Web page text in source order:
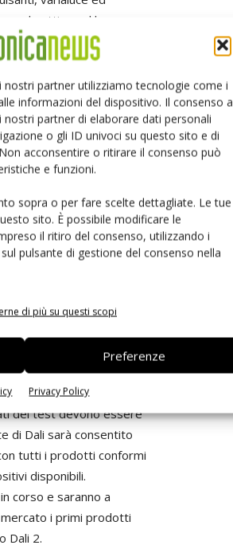
partner utilizziamo tecnologie come i
informazioni del dispositivo. Il consenso a
partner di elaborare dati personali
o gli ID univoci su questo sito e di
acconsentire o ritirare il consenso può
e funzioni.
sopra o per fare scelte dettagliate. Le tue
sito. È possibile modificare le
il ritiro del consenso, utilizzando i
pulsante di gestione del consenso nella
di più su questi scopi
Preferenze
Privacy Policy
attivo sul bus, ma
Dali 2 permette ora la
ora per la prima volta
l’unità di controllo, ma
in caso di illuminazione
erano scomodi in
Ora sono anche
intervallo di
è anche consentito
sviluppato per
nella direzione
Per garantire tale
di licenze. Tutti i
di test Dali
la verifica di tensioni
si prevede che alla fine
dei test devono essere
di Dali sarà consentito
tutti i prodotti conformi
disponibili.
corso e saranno a
i primi prodotti
Dali 2.